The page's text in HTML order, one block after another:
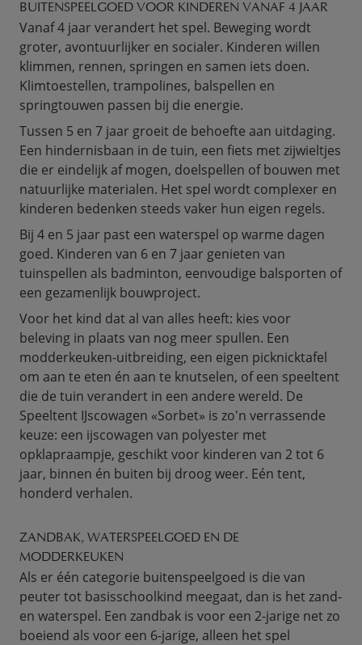
BUITENSPEELGOED VOOR KINDEREN VANAF 4 JAAR
Vanaf 4 jaar verandert het spel. Beweging wordt
groter, avontuurlijker en socialer. Kinderen willen
klimmen, rennen, springen en samen iets doen.
Klimtoestellen, trampolines, balspellen en
springtouwen passen bij die energie.
Tussen 5 en 7 jaar groeit de behoefte aan uitdaging.
Een hindernisbaan in de tuin, een fiets met zijwieltjes
die er eindelijk af mogen, doelspellen of bouwen met
natuurlijke materialen. Het spel wordt complexer en
kinderen bedenken steeds vaker hun eigen regels.
Bij 4 en 5 jaar past een waterspel op warme dagen
goed. Kinderen van 6 en 7 jaar genieten van
tuinspellen als badminton, eenvoudige balsporten of
een gezamenlijk bouwproject.
Voor het kind dat al van alles heeft: kies voor
beleving in plaats van nog meer spullen. Een
modderkeuken-uitbreiding, een eigen picknicktafel
om aan te eten én aan te knutselen, of een speeltent
die de tuin verandert in een andere wereld. De
Speeltent IJscowagen «Sorbet» is zo'n verrassende
keuze: een ijscowagen van polyester met
opklapraampje, geschikt voor kinderen van 2 tot 6
jaar, binnen én buiten bij droog weer. Eén tent,
honderd verhalen.
ZANDBAK, WATERSPEELGOED EN DE
MODDERKEUKEN
Als er één categorie buitenspeelgoed is die van
peuter tot basisschoolkind meegaat, dan is het zand-
en waterspel. Een zandbak is voor een 2-jarige net zo
boeiend als voor een 6-jarige, alleen het spel